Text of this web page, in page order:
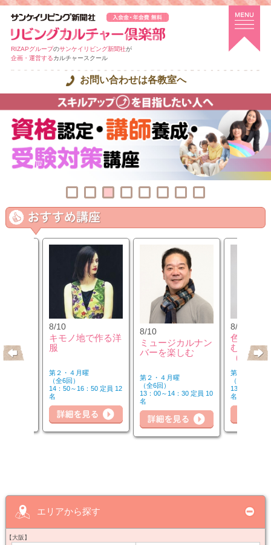
RIZAPグループのサンケイリビング新聞社が
企画・運営するカルチャースクール
お問い合わせは各教室へ
＆リ
8/10
キモノ地で作る洋
服
第２・４月曜
（全6回）
14：50～16：50 定員 12
名
8/10
ミュージカルナン
バーを楽しむ
第２・４月曜
（全6回）
13：00～14：30 定員 10
名
8/12
色のチカ
むカラー
（第2水
第２水曜
（全3回）
13：00～14
名
詳細を見る 詳細を見る
エリアから探す
【大阪】